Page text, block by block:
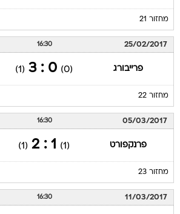
מחזור 21
25/02/2017
16:30
פרייבורג (0)
0 : 3
(1)
מחזור 22
05/03/2017
16:30
פרנקפורט (1)
1 : 2
(1)
מחזור 23
11/03/2017
16:30